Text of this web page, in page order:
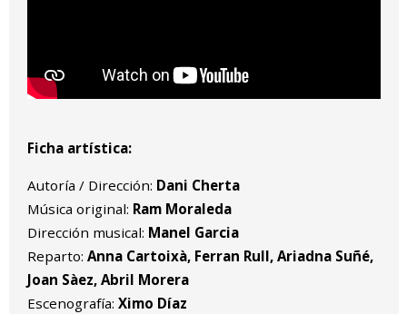
Ficha artística:
Autoría / Dirección: Dani Cherta
Música original: Ram Moraleda
Dirección musical: Manel Garcia
Reparto: Anna Cartoixà, Ferran Rull, Ariadna Suñé,
Joan Sàez, Abril Morera
Escenografía: Ximo Díaz